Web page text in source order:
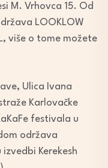
M. Vrhovca 15. Od
LOOKLOW
više o tome možete
Ulica Ivana
Karlovačke
festivala u
održava
Kerekesh